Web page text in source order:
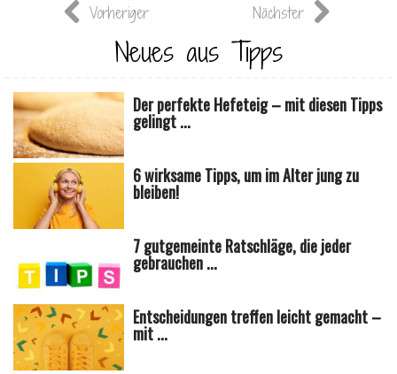
Vorheriger Nächster
Neues aus Tipps
Der perfekte Hefeteig – mit diesen Tipps
gelingt ...
6 wirksame Tipps, um im Alter jung zu
bleiben!
7 gutgemeinte Ratschläge, die jeder
gebrauchen ...
Entscheidungen treffen leicht gemacht –
mit ...